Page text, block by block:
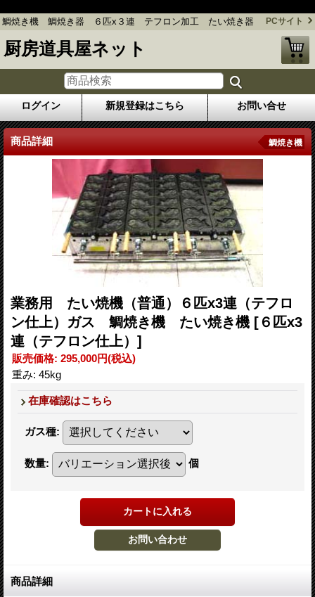
鯛焼き機 鯛焼き器 ６匹x３連 テフロン加工 たい焼き器 PCサイト
厨房道具屋ネット
ログイン 新規登録はこちら お問い合せ
商品詳細 鯛焼き機
業務用 たい焼機（普通）６匹x3連（テフロ
ン仕上）ガス 鯛焼き機 たい焼き機 [６匹x3
連（テフロン仕上）]
販売価格: 295,000円(税込)
重み: 45kg
在庫確認はこちら
ガス種:
数量: 個
商品詳細